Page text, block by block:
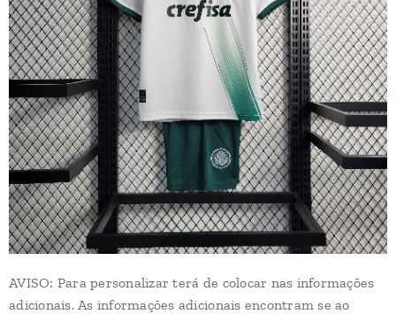
AVISO: Para personalizar terá de colocar nas informações
adicionais. As informações adicionais encontram se ao